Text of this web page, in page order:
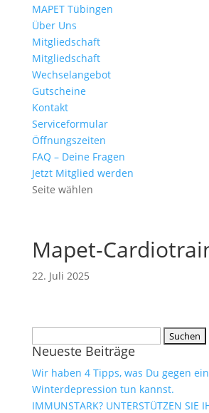
MAPET Tübingen
Über Uns
Mitgliedschaft
Mitgliedschaft
Wechselangebot
Gutscheine
Kontakt
Serviceformular
Öffnungszeiten
FAQ – Deine Fragen
Jetzt Mitglied werden
Seite wählen
Mapet-
22. Juli 2025
nach:
Neueste Beiträge
Wir haben 4 Tipps, was Du gegen
Winterdepression tun kannst.
IMMUNSTARK? UNTERSTÜTZEN SIE